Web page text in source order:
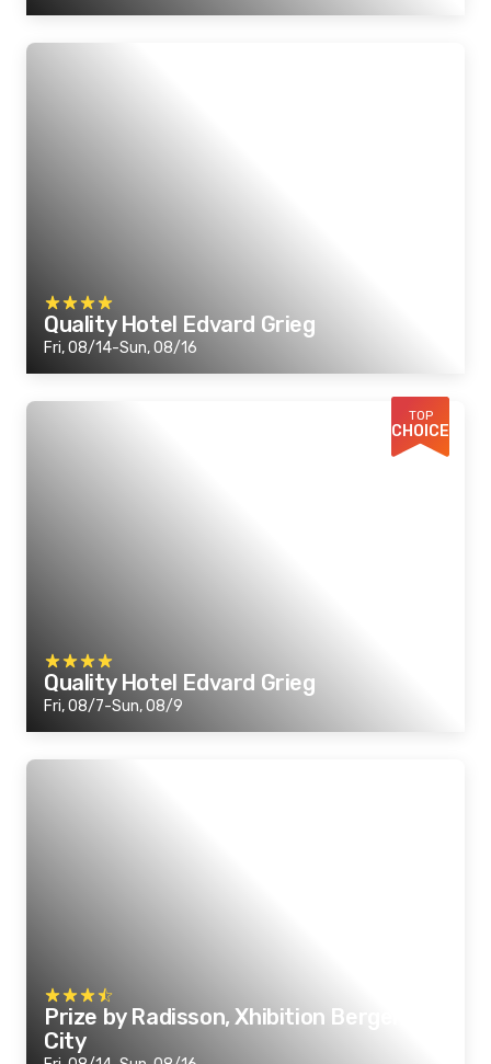
Quality Hotel Edvard Grieg
Fri, 08/14-Sun, 08/16
TOP
CHOICE
Quality Hotel Edvard Grieg
Fri, 08/7-Sun, 08/9
Prize by Radisson, Xhibition Bergen
City